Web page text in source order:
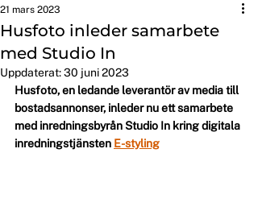
Husfoto inleder samarbete
med Studio In
21 mars 2023
Uppdaterat:30 juni 2023
Husfoto, en ledande leverantör av media till
bostadsannonser, inleder nu ett samarbete
med inredningsbyrån Studio In kring digitala
inredningstjänsten E-styling